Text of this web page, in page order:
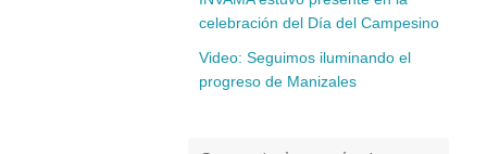
celebración del Día del Campesino
Video: Seguimos iluminando el
progreso de Manizales